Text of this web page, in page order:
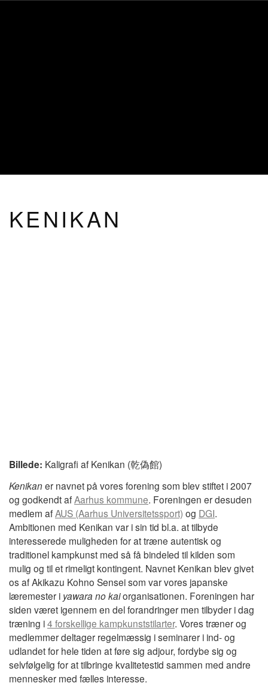
KENIKAN
Billede: Kaligrafi af Kenikan (乾偽館)
Kenikan er navnet på vores forening som blev stiftet i 2007
og godkendt afAarhus kommune. Foreningen er desuden
medlem afAUS (Aarhus Universitetssport) og DGI.
Ambitionen med Kenikan var i sin tid bl.a. at tilbyde
interesserede muligheden for at træne autentisk og
traditionel kampkunst med så få bindeled til kilden som
mulig og til et rimeligt kontingent. Navnet Kenikan blev givet
os af Akikazu Kohno Sensei som var vores japanske
læremester i yawara no kaiorganisationen. Foreningen har
siden været igennem en del forandringer men tilbyder i dag
træning i4 forskellige kampkunststilarter. Vores træner og
medlemmer deltager regelmæssig i seminarer i ind- og
udlandet for hele tiden at føre sig adjour, fordybe sig og
selvfølgelig for at tilbringe kvalitetestid sammen med andre
mennesker med fælles interesse.